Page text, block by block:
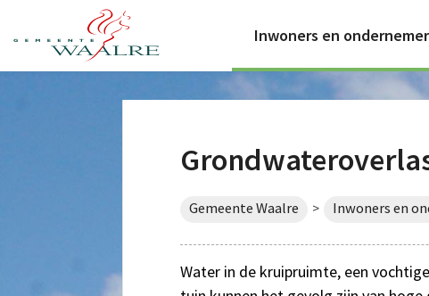
Inwoners en
Gemeente Waalre > Inwoners en
Water in de kruipruimte, een